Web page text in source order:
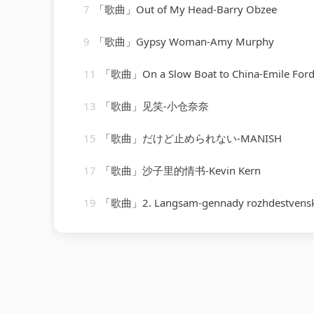
7 「歌曲」Out of My Head-Barry Obzee
9 「歌曲」Gypsy Woman-Amy Murphy
11 「歌曲」On a Slow Boat to China-Emile Ford & The
13 「歌曲」见笑-小仓奈奈
15 「歌曲」だけど止められない-MANISH
17 「歌曲」沙子里的情书-Kevin Kern
19 「歌曲」2. Langsam-gennady rozhdestvensky、jean martinon、Paris